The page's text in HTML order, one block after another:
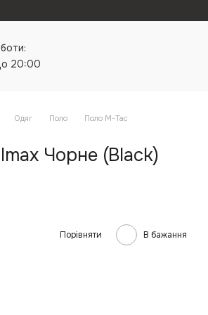
20:00
Одяг Поло
Поло M-Tac
Чорне (Black)
Порівняти В бажання